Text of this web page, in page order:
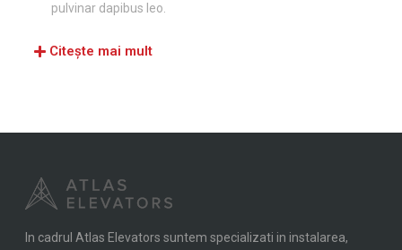
pulvinar dapibus leo.
Citește mai mult
In cadrul Atlas Elevators suntem specializati in instalarea,